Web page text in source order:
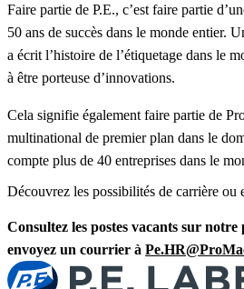
Faire partie de P.E., c’est faire partie
50 ans de succès dans le monde entier.
a écrit l’histoire de l’étiquetage dans le
à être porteuse d’innovations.
Cela signifie également faire partie de
multinational de premier plan dans le
compte plus de 40 entreprises dans le
Découvrez les possibilités de carrière ou
Consultez les postes vacants sur notre
envoyez un courrier à